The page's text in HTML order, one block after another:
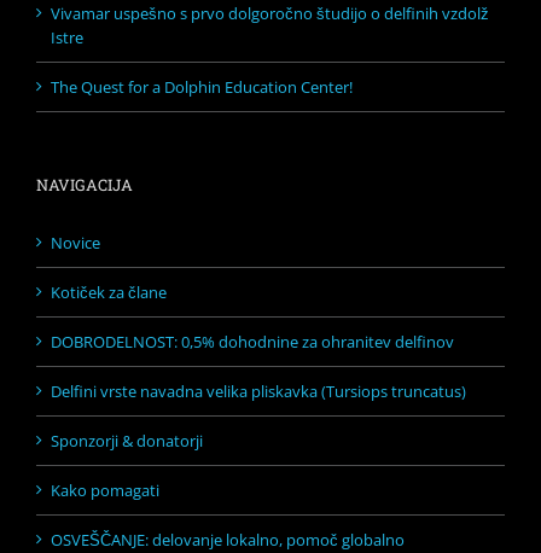
Vivamar uspešno s prvo dolgoročno študijo o delfinih vzdolž
Istre
The Quest for a Dolphin Education Center!
NAVIGACIJA
Novice
Kotiček za člane
DOBRODELNOST: 0,5% dohodnine za ohranitev delfinov
Delfini vrste navadna velika pliskavka (Tursiops truncatus)
Sponzorji & donatorji
Kako pomagati
OSVEŠČANJE: delovanje lokalno, pomoč globalno